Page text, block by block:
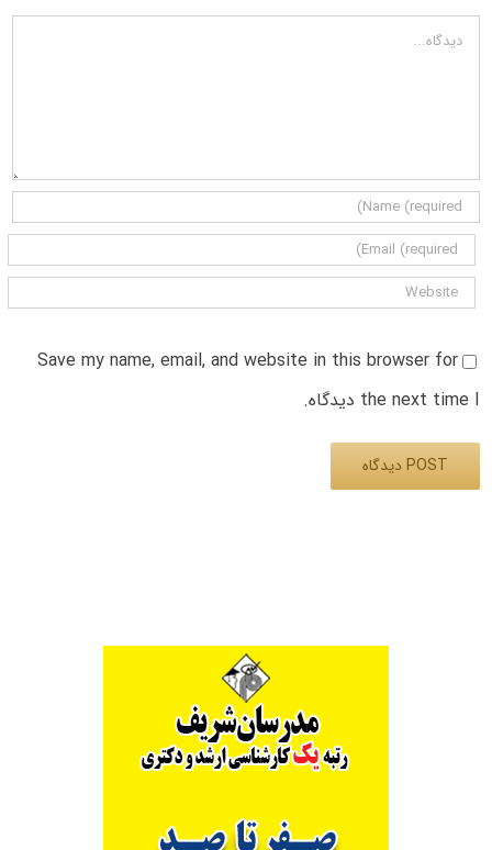
دیدگاه
Save my name, email, and website in this browser for
the next time I دیدگاه.